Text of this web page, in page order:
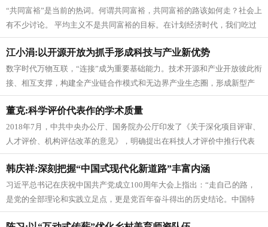
“共同富裕”是当前的热词。何谓共同富裕，共同富裕的路该如何走？社会上
有不少讨论。 平均主义不是共同富裕的目标。在计划经济时代，我们吃过
平均主义和“大锅饭”的亏。...
江小涓:以开源开放为抓手形成科技与产业新优势
数字时代万物互联，“连接”成为重要基础能力。技术开源和产业开放彼此衔
接、相互支撑，构建全产业链合作模式和无边界产业生态圈，形成新型产
业组织形态，日益成为数字时代...
董克:科学评价代表作的学术质量
2018年7月，中共中央办公厅、国务院办公厅印发了《关于深化项目评审、
人才评价、机构评估改革的意见》，明确提出在科技人才评价中推行代表
作评价制度，注重标志性成果...
韩庆祥:深刻把握“中国式现代化新道路”丰富内涵
习近平总书记在庆祝中国共产党成立100周年大会上指出：“走自己的路，
是党的全部理论和实践立足点，更是党百年奋斗得出的历史结论。中国特
色社会主义是党和人民历经千辛...